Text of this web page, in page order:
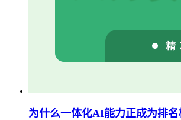
为什么一体化AI能力正成为排